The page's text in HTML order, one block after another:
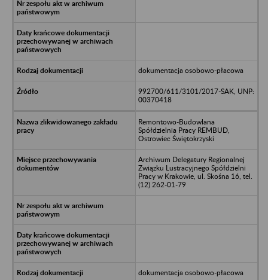
dokumentacja osobowo-płacowa
992700/611/3101/2017-SAK, UNP:
00370418
Remontowo-Budowlana
Spółdzielnia Pracy REMBUD,
Ostrowiec Świętokrzyski
Archiwum Delegatury Regionalnej
Związku Lustracyjnego Spółdzielni
Pracy w Krakowie, ul. Skośna 16, tel.
(12) 262-01-79
dokumentacja osobowo-płacowa